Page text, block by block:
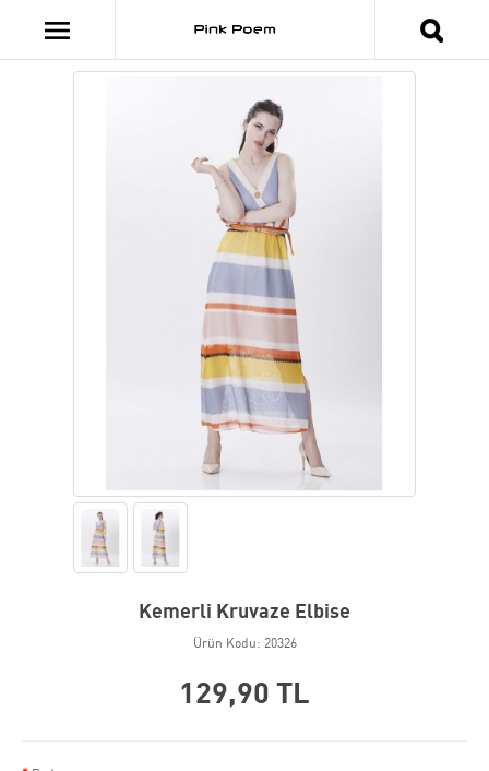
Kemerli Kruvaze Elbise
Ürün Kodu: 20326
129,90 TL